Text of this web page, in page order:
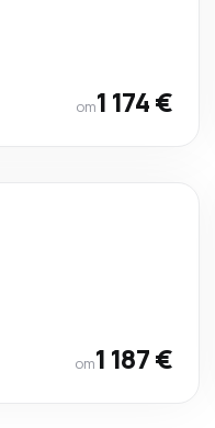
от1 174 €
от1 187 €